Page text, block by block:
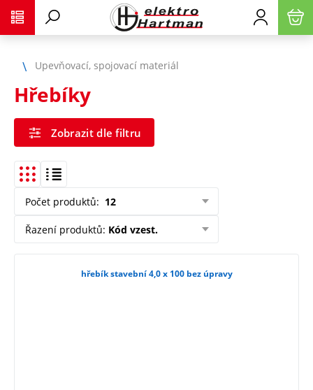
Upevňovací, spojovací materiál
Hřebíky
Zobrazit dle filtru
Počet produktů: 12
Řazení produktů: Kód vzest.
hřebík stavební 4,0 x 100 bez úpravy